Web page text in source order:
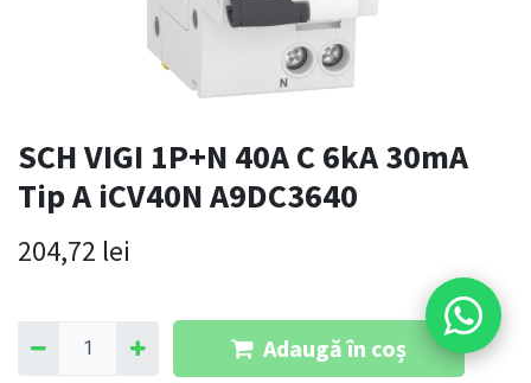
SCH VIGI 1P+N 40A C 6kA 30mA
Tip A iCV40N A9DC3640
204,72 lei
Adaugă în coș